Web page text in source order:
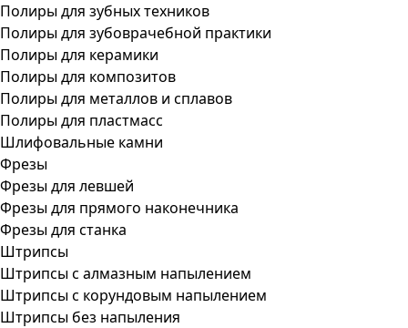
Полиры для зубных техников
Полиры для зубоврачебной практики
Полиры для керамики
Полиры для композитов
Полиры для металлов и сплавов
Полиры для пластмасс
Шлифовальные камни
Фрезы
Фрезы для левшей
Фрезы для прямого наконечника
Фрезы для станка
Штрипсы
Штрипсы c алмазным напылением
Штрипсы c корундовым напылением
Штрипсы без напыления